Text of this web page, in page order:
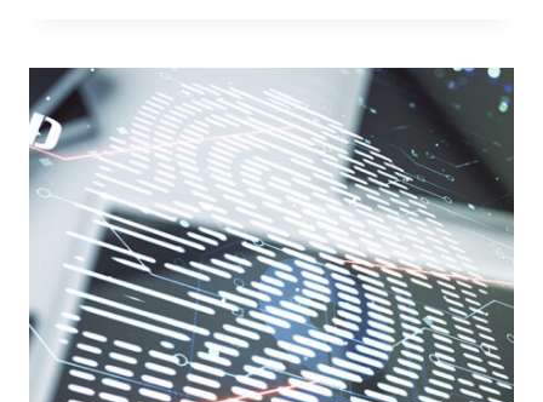
MERED
E
LA
SENTENZA
DI
PRIMO
GRADO
SUL
CASO
DI
GARLASCO